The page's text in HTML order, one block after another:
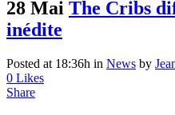
28 Mai The Cribs
inédite
Posted at 18:36h in News by
0 Likes
Share